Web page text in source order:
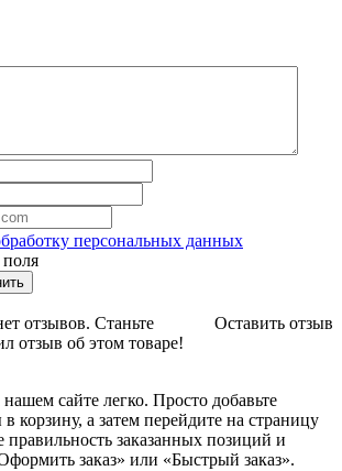
персональных данных
Оставить отзыв
отзывов. Станьте
отзыв об этом товаре!
сайте легко. Просто добавьте
корзину, а затем перейдите на страницу
правильность заказанных позиций и
заказ» или «Быстрый заказ».